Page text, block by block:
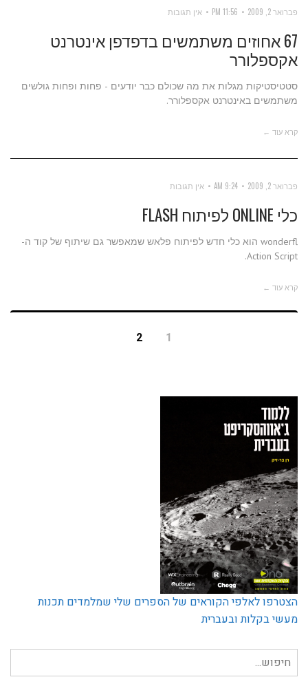
פברואר 2, 2009 11:56 PM אין תגובות
67 אחוזים משתמשים בדפדפן אינטרנט
אקספלורר
סטטיסטיקות מגלות את מה שכולם כבר יודעים - פחות ופחות גולשים
משתמשים באינטרנט אקספלורר.
קרא עוד ←
פברואר 2, 2009 9:24 AM אין תגובות
כלי ONLINE לפיתוח FLASH
wonderfl הוא כלי חדש לפיתוח פלאש שמאפשר גם שיתוף של קוד ה-
Action Script.
קרא עוד ←
1
2
הצטרפו לאלפי הקוראים של הספרים שלי שמלמדים תכנות
מעשי בקלות ובעברית
חיפוש
עבור: